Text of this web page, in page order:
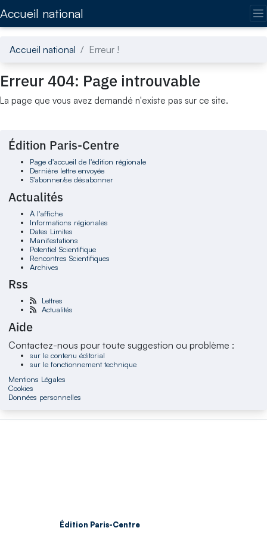
Accueil national
Accueil national Erreur !
Erreur 404: Page introuvable
La page que vous avez demandé n'existe pas sur ce site.
Édition Paris-Centre
Page d'accueil de l'édition régionale
Dernière lettre envoyée
S'abonner/se désabonner
Actualités
À l'affiche
Informations régionales
Dates Limites
Manifestations
Potentiel Scientifique
Rencontres Scientifiques
Archives
Rss
Lettres
Actualités
Aide
Contactez-nous pour toute suggestion ou problème :
sur le contenu éditorial
sur le fonctionnement technique
Mentions Légales
Cookies
Données personnelles
Édition Paris-Centre